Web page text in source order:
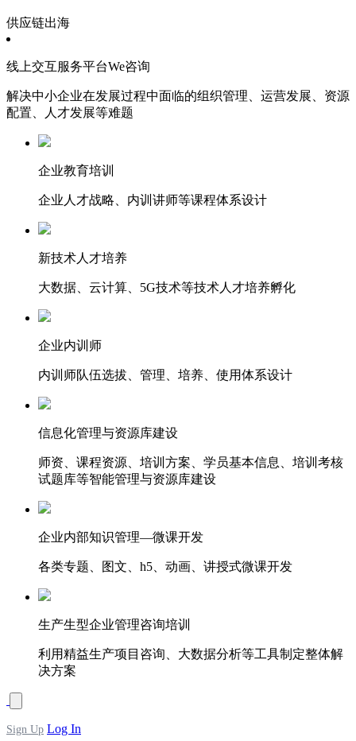
供应链出海
线上交互服务平台We咨询
解决中小企业在发展过程中面临的组织管理、运营发展、资源
配置、人才发展等难题
企业教育培训
企业人才战略、内训讲师等课程体系设计
新技术人才培养
大数据、云计算、5G技术等技术人才培养孵化
企业内训师
内训师队伍选拔、管理、培养、使用体系设计
信息化管理与资源库建设
师资、课程资源、培训方案、学员基本信息、培训考核
试题库等智能管理与资源库建设
企业内部知识管理—微课开发
各类专题、图文、h5、动画、讲授式微课开发
生产生型企业管理咨询培训
利用精益生产项目咨询、大数据分析等工具制定整体解
决方案
Sign Up Log In